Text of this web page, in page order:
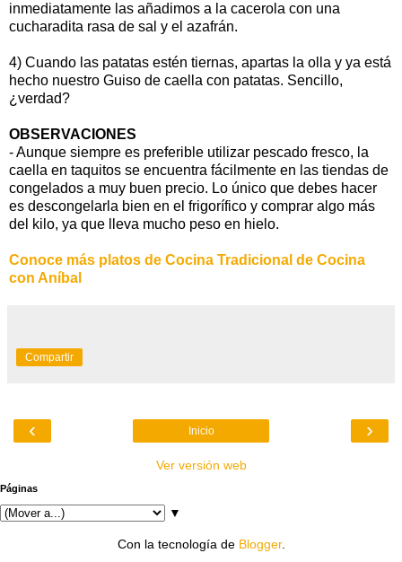
inmediatamente las añadimos a la cacerola con una
cucharadita rasa de sal y el azafrán.
4) Cuando las patatas estén tiernas, apartas la olla y ya está
hecho nuestro Guiso de caella con patatas. Sencillo,
¿verdad?
OBSERVACIONES
- Aunque siempre es preferible utilizar pescado fresco, la
caella en taquitos se encuentra fácilmente en las tiendas de
congelados a muy buen precio. Lo único que debes hacer
es descongelarla bien en el frigorífico y comprar algo más
del kilo, ya que lleva mucho peso en hielo.
Conoce más platos de Cocina Tradicional de Cocina
con Aníbal
Compartir
‹ ›
Inicio
Ver versión web
Páginas
▼
Con la tecnología de Blogger.